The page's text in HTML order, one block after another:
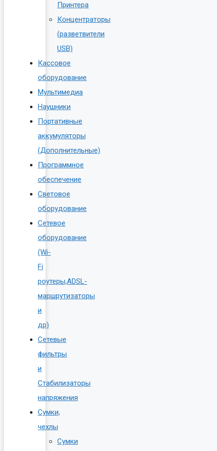
Принтера
Концентраторы
(разветвители
USB)
Кассовое
оборудование
Мультимедиа
Наушники
Портативные
аккумуляторы
(Дополнительные)
Программное
обеспечение
Световое
оборудование
Сетевое
оборудование
(Wi-
Fi
роутеры,ADSL-
маршрутизаторы
и
др)
Сетевые
фильтры
и
Стабилизаторы
напряжения
Сумки,
чехлы
Сумки